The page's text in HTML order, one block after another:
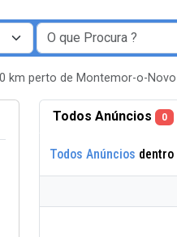
km perto de Montemor-o-Novo
Todos Anúncios 0
Todos Anúncios dentro